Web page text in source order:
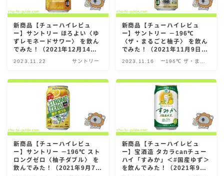
ほろよい
BAR Pomum（バー・ポームム）
角ハイボール
トリスハイボール
ジムビームハイボール
鏡月焼酎ハイ
アサヒ
贅沢搾り
樽ハイ倶楽部
ザ・レモンクラフト
ザ・カクテルクラフト
新商品【チューハイレビュ
ー】サントリー ほろよい〈ゆ
ずレモネードサワー〉 を飲ん
でみた！（2021年12月14日
2023.11.22 サントリー
新商品【チューハイレビュ
ー】サントリー －196℃
〈ザ・まるごと柚子〉 を飲ん
でみた！（2021年11月9日発
2023.11.16
ー196℃ ザ・まる
新商品【チューハイレビュ
ー】サントリー －196℃ スト
ロングゼロ〈柚子ダブル〉 を
飲んでみた！（2021年9月7日
新商品【チューハイレビュ
ー】宝酒造 タカラcanチュー
ハイ「すみか」＜#国産ゆず＞
を飲んでみた！（2021年9月